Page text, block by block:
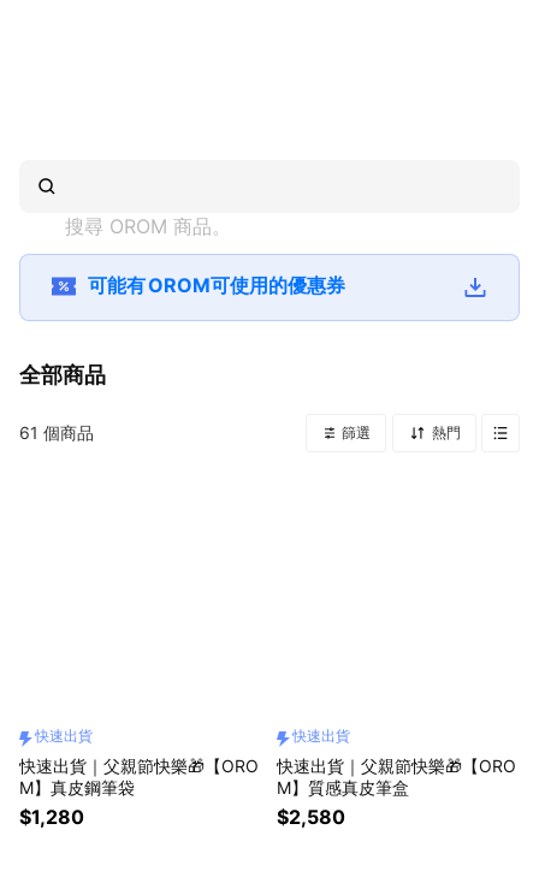
搜尋 OROM 商品。
可能有OROM可使用的優惠券
全部商品
61 個商品 篩選 熱門
快速出貨
快速出貨｜父親節快樂🎁【ORO
M】真皮鋼筆袋
$1,280
快速出貨
快速出貨｜父親節快樂🎁【ORO
M】質感真皮筆盒
$2,580